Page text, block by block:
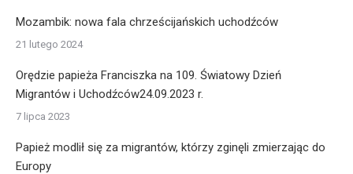
Mozambik: nowa fala chrześcijańskich uchodźców
21 lutego 2024
Orędzie papieża Franciszka na 109. Światowy Dzień
Migrantów i Uchodźców24.09.2023 r.
7 lipca 2023
Papież modlił się za migrantów, którzy zginęli zmierzając do
Europy